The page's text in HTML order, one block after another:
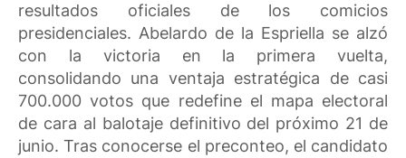
resultados oficiales de los comicios
presidenciales. Abelardo de la Espriella se alzó
con la victoria en la primera vuelta,
consolidando una ventaja estratégica de casi
700.000 votos que redefine el mapa electoral
de cara al balotaje definitivo del próximo 21 de
junio. Tras conocerse el preconteo, el candidato